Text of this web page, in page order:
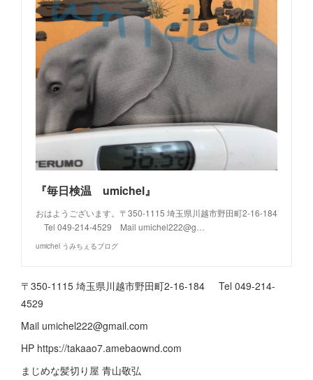
『毎日検温 umichel』
おはようございます。〒350-1115 埼玉県川越市野田町2-16-184
Tel 049-214-4529 Mail umichel222@g…
umichel うみちぇるブログ
〒350-1115 埼玉県川越市野田町2-16-184 Tel 049-214-
4529
Mail umichel222@gmail.com
HP https://takaao7.amebaownd.com
まじめな髪切り屋 青山敬弘